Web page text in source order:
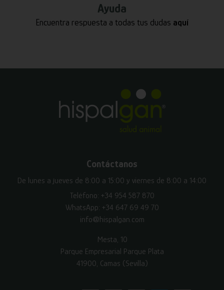
Ayuda
Encuentra respuesta a todas tus dudas aquí
Contáctanos
De lunes a jueves de 8:00 a 15:00 y viernes de 8:00 a 14:00
Teléfono: +34 954 587 870
WhatsApp: +34 647 69 49 70
info@hispalgan.com
Mesta, 10
Parque Empresarial Parque Plata
41900, Camas (Sevilla)